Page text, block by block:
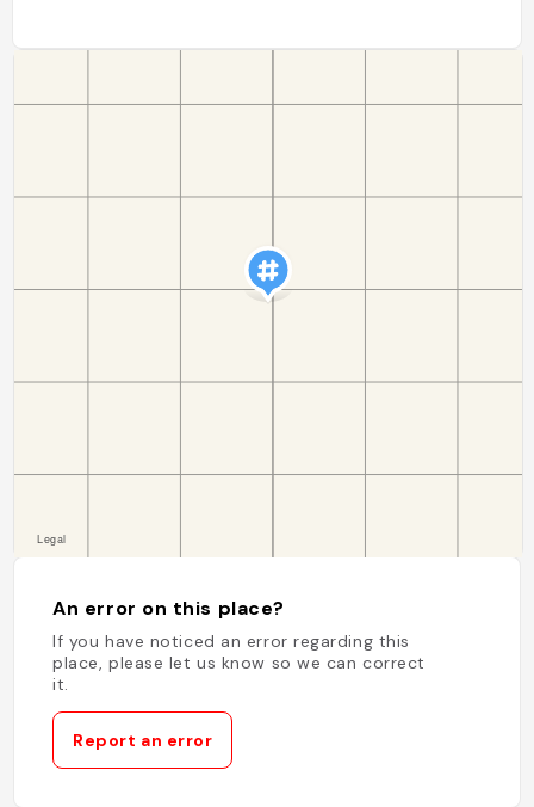
An error on this place?
If you have noticed an error regarding this
place, please let us know so we can correct
it.
Report an error